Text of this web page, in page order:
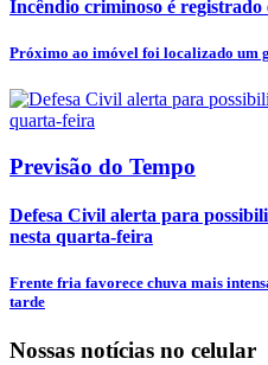
Incêndio criminoso é
Próximo ao imóvel foi localizado um
Previsão do Tempo
Defesa Civil alerta para
nesta quarta-feira
Frente fria favorece chuva mais
tarde
Nossas notícias no celular